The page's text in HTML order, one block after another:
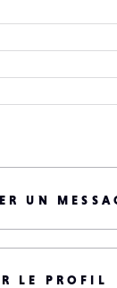
UN
LE PROFIL